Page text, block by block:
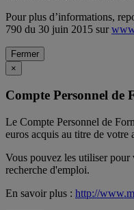
Pour plus d’informations,
790 du 30 juin 2015 sur
Fermer
×
Compte Personnel de
Le Compte Personnel de
euros acquis au titre de votre
Vous pouvez les utiliser pour
recherche d'emploi.
En savoir plus : http://